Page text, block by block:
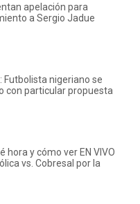
apelación para
a Sergio Jadue
Futbolista nigeriano se
con particular propuesta
hora y cómo ver EN VIVO
vs. Cobresal por la